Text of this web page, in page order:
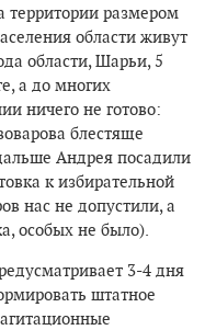
территории размером
области живут
области, Шарьи, 5
а до многих
ничего не готово:
блестяще
Андрея посадили
к избирательной
нас не допустили, а
особых не было).
3-4 дня
штатное